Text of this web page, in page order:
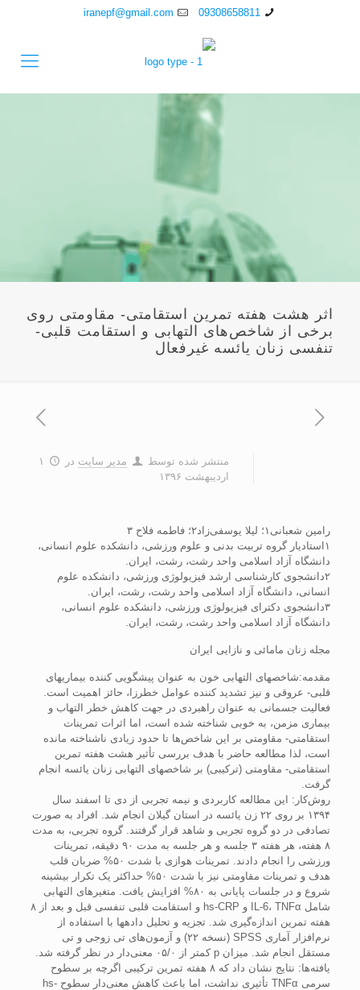
09308658811
iranepf@gmail.com
اثر هشت هفته تمرین استقامتی- مقاومتی روی
برخی از شاخص‌های التهابی و استقامت قلبی-
تنفسی زنان یائسه غیرفعال
منتشر شده توسط مدیر سایت در
۱
اردیبهشت ۱۳۹۶
رامین شعبانی۱؛ لیلا یوسفی‌زاد۲؛ فاطمه فلاح ۳
۱استادیار گروه تربیت بدنی و علوم ورزشی، دانشکده علوم انسانی،
دانشگاه آزاد اسلامی واحد رشت، رشت، ایران.
۲دانشجوی کارشناسی ارشد فیزیولوژی ورزشی، دانشکده علوم
انسانی، دانشگاه آزاد اسلامی واحد رشت، رشت، ایران.
۳دانشجوی دکترای فیزیولوژی ورزشی، دانشکده علوم انسانی،
دانشگاه آزاد اسلامی واحد رشت، رشت، ایران.
مجله زنان مامائی و نازایی ایران
مقدمه:شاخص­های التهابی خون به عنوان پیشگویی کننده بیماری­های
قلبی- عروقی و نیز تشدید کننده عوامل خطرزا، حائز اهمیت است.
فعالیت جسمانی به عنوان راهبردی در جهت کاهش خطر التهاب و
بیماری مزمن، به خوبی شناخته شده است، اما اثرات تمرینات
استقامتی- مقاومتی بر این شاخص‌ها تا حدود زیادی ناشناخته مانده
است، لذا مطالعه حاضر با هدف بررسی تأثیر هشت هفته تمرین
استقامتی- مقاومتی (ترکیبی) بر شاخص­های التهابی زنان یائسه انجام
گرفت.
روش‌کار: این مطالعه کاربردی و نیمه تجربی از دی تا اسفند سال
۱۳۹۴ بر روی ۲۲ زن یائسه در استان گیلان انجام شد. افراد به صورت
تصادفی در دو گروه تجربی و شاهد قرار گرفتند. گروه تجربی، به مدت
۸ هفته، هر هفته ۳ جلسه و هر جلسه به مدت ۹۰ دقیقه، تمرینات
ورزشی را انجام دادند. تمرینات هوازی با شدت ۵۰% ضربان قلب
هدف و تمرینات مقاومتی نیز با شدت ۵۰% حداکثر یک تکرار بیشینه
شروع و در جلسات پایانی به ۸۰% افزایش یافت. متغیرهای التهابی
شامل IL-6، TNFα و hs-CRP و استقامت قلبی تنفسی قبل و بعد از ۸
هفته تمرین اندازه‌گیری شد. تجزیه و تحلیل داده­ها با استفاده از
نرم‌افزار آماری SPSS (نسخه ۲۲) و آزمون‌های تی زوجی و تی
مستقل انجام شد. میزان p کمتر از ۰۵/۰ معنی‌دار در نظر گرفته شد.
یافته‌ها: نتایج نشان داد که ۸ هفته تمرین ترکیبی اگرچه بر سطوح
سرمی TNFα تأثیری نداشت، اما باعث کاهش معنی‌دار سطوح hs-